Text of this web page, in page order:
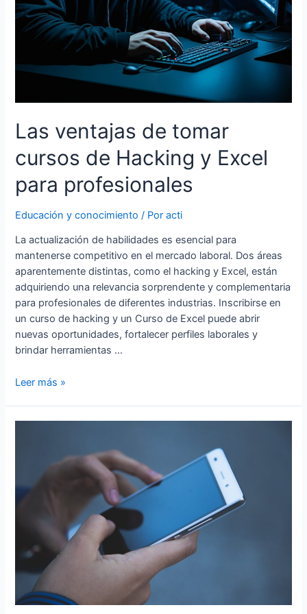
Las ventajas de tomar
cursos de Hacking y Excel
para profesionales
Educación y conocimiento / Poracti
La actualización de habilidades es esencial para
mantenerse competitivo en el mercado laboral. Dos áreas
aparentemente distintas, como el hacking y Excel, están
adquiriendo una relevancia sorprendente y complementaria
para profesionales de diferentes industrias. Inscribirse en
un curso de hacking y un Curso de Excel puede abrir
nuevas oportunidades, fortalecer perfiles laborales y
brindar herramientas …
Las
Hacking
y
profesionales
Leer más »